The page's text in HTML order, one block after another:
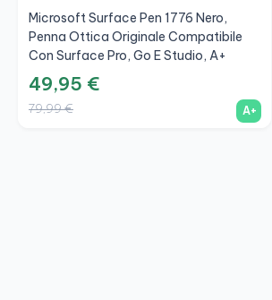
Microsoft Surface Pen 1776 Nero,
Penna Ottica Originale Compatibile
Con Surface Pro, Go E Studio, A+
49,95 €
79,99 € A+